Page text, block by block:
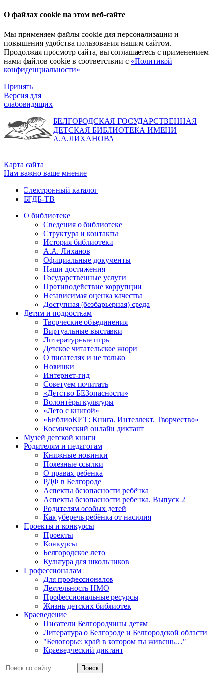
О файлах cookie на этом веб-сайте
Мы применяем файлы cookie для персонализации и
повышения удобства пользования нашим сайтом.
Продолжая просмотр сайта, вы соглашаетесь с применением
нами файлов cookie в соответствии с «Политикой
конфиденциальности»
Принять
Версия для
слабовидящих
БЕЛГОРОДСКАЯ ГОСУДАРСТВЕННАЯ
ДЕТСКАЯ БИБЛИОТЕКА ИМЕНИ
А.А.ЛИХАНОВА
Карта сайта
Нам важно ваше мнение
Электронный каталог
БГДБ-ТВ
О библиотеке
Сведения о библиотеке
Структура и контакты
История библиотеки
А.А. Лиханов
Официальные документы
Наши достижения
Государственные услуги
Противодействие коррупции
Независимая оценка качества
Доступная (безбарьерная) среда
Детям и подросткам
Творческие объединения
Виртуальные выставки
Литературные игры
Детское читательское жюри
О писателях и не только
Новинки
Интернет-гид
Советуем почитать
«Детство БЕЗопасности»
Волонтёры культуры
«Лето с книгой»
«БиблиоКИТ: Книга. Интеллект. Творчество»
Космический онлайн диктант
Музей детской книги
Родителям и педагогам
Книжные новинки
Полезные ссылки
О правах ребенка
РДФ в Белгороде
Аспекты безопасности ребёнка
Аспекты безопасности ребенка. Выпуск 2
Родителям особых детей
Как уберечь ребёнка от насилия
Проекты и конкурсы
Проекты
Конкурсы
Белгородское лето
Культура для школьников
Профессионалам
Для профессионалов
Деятельность НМО
Профессиональные ресурсы
Жизнь детских библиотек
Краеведение
Писатели Белгородчины детям
Литература о Белгороде и Белгородской области
"Белогорье: край в котором ты живешь…"
Краеведческий диктант